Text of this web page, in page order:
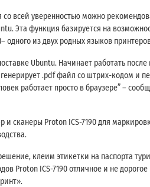
со всей уверенностью можно
Эта функция базируется на
одного из двух родных языков
Ubuntu. Начинает работать
.pdf файл со штрих-кодом и
работает просто в браузере” –
и сканеры Proton ICS-7190 для
клеим этикетки на паспорта
Proton ICS-7190 отличное и не